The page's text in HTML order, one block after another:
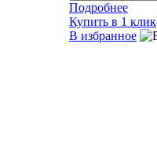
Подробнее
Купить в 1 клик
В избранное